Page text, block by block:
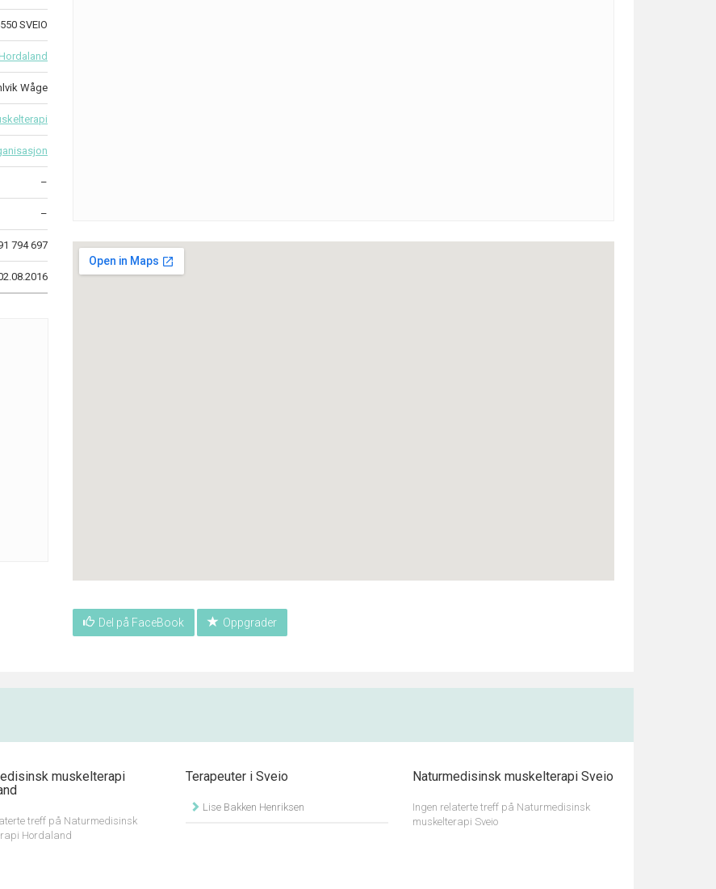
SVEIO
Wåge
–
–
794 697
Del på FaceBook Oppgrader
muskelterapi
treff på Naturmedisinsk
Hordaland
Terapeuter i Sveio
Lise Bakken Henriksen
Naturmedisinsk muskelterapi Sveio
Ingen relaterte treff på Naturmedisinsk
muskelterapi Sveio